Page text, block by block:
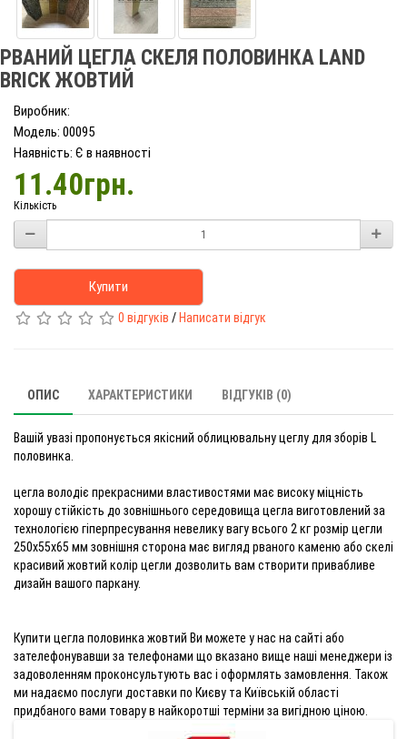
РВАНИЙ ЦЕГЛА СКЕЛЯ ПОЛОВИНКА LAND
BRICK ЖОВТИЙ
Виробник:
Модель: 00095
Наявність: Є в наявності
11.40грн.
Кількість
Купити
0 відгуків / Написати відгук
ОПИС ХАРАКТЕРИСТИКИ ВІДГУКІВ (0)
Вашій увазі пропонується якісний облицювальну цеглу для зборів L
половинка.
цегла володіє прекрасними властивостями має високу міцність
хорошу стійкість до зовнішнього середовища цегла виготовлений за
технологією гіперпресування невелику вагу всього 2 кг розмір цегли
250x55x65 мм зовнішня сторона має вигляд рваного каменю або скелі
красивий жовтий колір цегли дозволить вам створити привабливе
дизайн вашого паркану.
Купити цегла половинка жовтий Ви можете у нас на сайті або
зателефонувавши за телефонами що вказано вище наші менеджери із
задоволенням проконсультують вас і оформлять замовлення. Також
ми надаємо послуги доставки по Києву та Київській області
придбаного вами товару в найкоротші терміни за вигідною ціною.